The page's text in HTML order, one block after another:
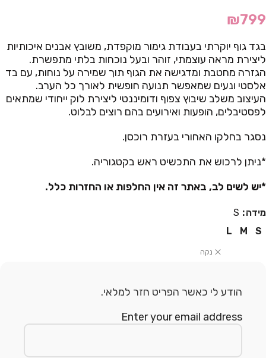
₪799
בגד גוף יוקרתי בעבודת גימור מוקפדת, משובץ אבנים איכותיות
ליצירת מראה עוצמתי, זוהר ובעל נוכחות בלתי מתפשרת.
הגזרה מחטבת ומדגישה את הגוף תוך שמירה על נוחות, עם בד
אלסטי ונעים שמאפשר תנועה חופשית לאורך כל הערב.
העיצוב משלב שיבוץ צפוף ודומיננטי ליצירת לוק ייחודי שמתאים
לפסטיבלים, הופעות ואירועים בהם רוצים לבלוט.
נסגר בחלקו האחורי בעזרת רוכסן.
*ניתן לרכוש את התכשיט ראש בקטגוריה.
*יש לשים לב, באתר זה אין החלפות או החזרות כלל.
מידה
S
S
M
L
נקה
הודע לי כאשר הפריט חזר למלאי.
Enter your email address